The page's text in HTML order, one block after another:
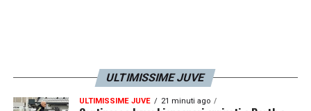
ULTIMISSIME JUVE
ULTIMISSIME JUVE 21 minuti ago